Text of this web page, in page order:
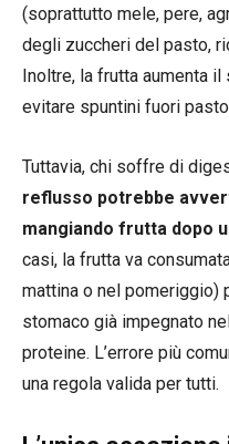
(soprattutto mele, pere,
degli zuccheri del pasto,
Inoltre, la frutta aumenta
evitare spuntini fuori
Tuttavia, chi soffre di
reflusso potrebbe
mangiando frutta dopo
casi, la frutta va
mattina o nel pomeriggio)
stomaco già impegnato
proteine. L’errore più
una regola valida per tutti.